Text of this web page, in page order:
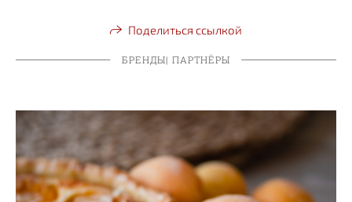
Поделиться ссылкой
БРЕНДЫ| ПАРТНЁРЫ